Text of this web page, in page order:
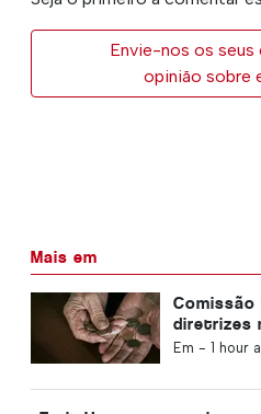
Envie-nos os
opinião sobre
Mais em
Comissão
diretrizes
Em - 1 hour